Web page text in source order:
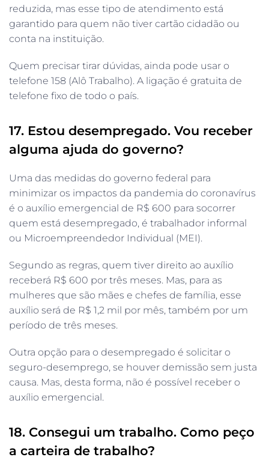
reduzida, mas esse tipo de atendimento está
garantido para quem não tiver cartão cidadão ou
conta na instituição.
Quem precisar tirar dúvidas, ainda pode usar o
telefone 158 (Alô Trabalho). A ligação é gratuita de
telefone fixo de todo o país.
17. Estou desempregado. Vou receber
alguma ajuda do governo?
Uma das medidas do governo federal para
minimizar os impactos da pandemia do coronavírus
é o auxílio emergencial de R$ 600 para socorrer
quem está desempregado, é trabalhador informal
ou Microempreendedor Individual (MEI).
Segundo as regras, quem tiver direito ao auxílio
receberá R$ 600 por três meses. Mas, para as
mulheres que são mães e chefes de família, esse
auxílio será de R$ 1,2 mil por mês, também por um
período de três meses.
Outra opção para o desempregado é solicitar o
seguro-desemprego, se houver demissão sem justa
causa. Mas, desta forma, não é possível receber o
auxílio emergencial.
18. Consegui um trabalho. Como peço
a carteira de trabalho?